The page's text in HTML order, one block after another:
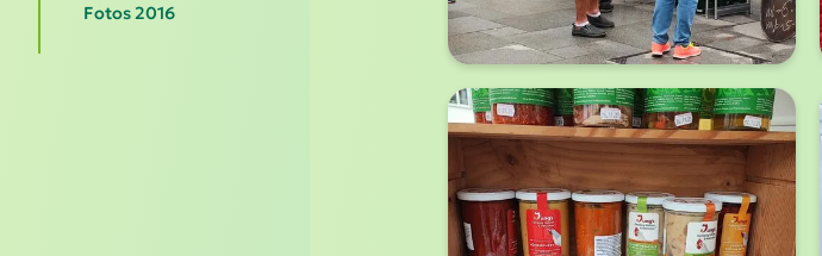
Fotos 2016